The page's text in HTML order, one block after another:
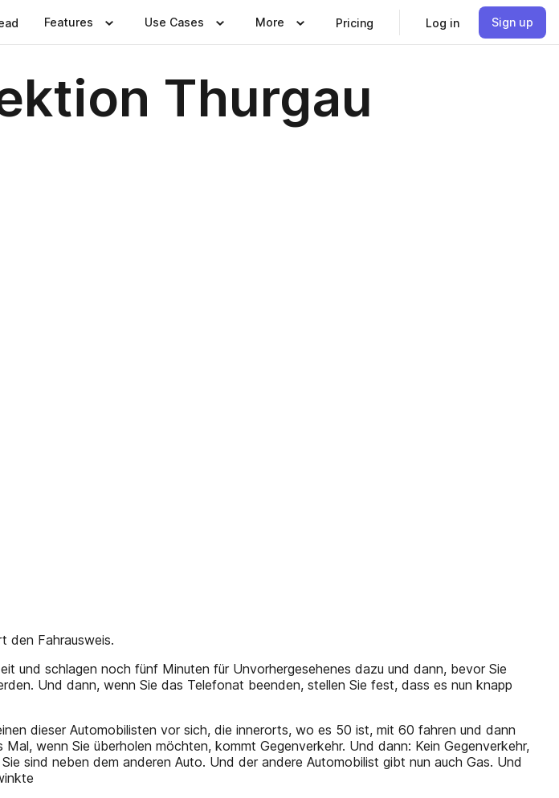
Features Use Cases More Pricing Log in Sign up
Thurgau
den Fahrausweis.
und schlagen noch fünf Minuten für Unvorhergesehenes dazu und dann, bevor Sie
Und dann, wenn Sie das Telefonat beenden, stellen Sie fest, dass es nun knapp
dieser Automobilisten vor sich, die innerorts, wo es 50 ist, mit 60 fahren und dann
wenn Sie überholen möchten, kommt Gegenverkehr. Und dann: Kein Gegenverkehr,
sind neben dem anderen Auto. Und der andere Automobilist gibt nun auch Gas. Und